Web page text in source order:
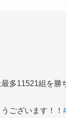
多11521組を勝
ございます！！